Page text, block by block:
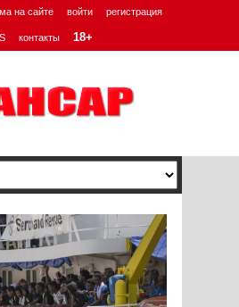
на сайте войти регистрация
контакты 18+